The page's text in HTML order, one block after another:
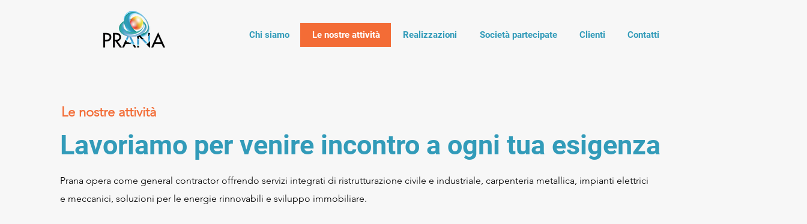
Chi siamo Le nostre attività Realizzazioni Società partecipate Clienti Contatti
Le nostre attività
Lavoriamo per venire incontro a ogni tua esigenza
Prana opera come general contractor offrendo servizi integrati di ristrutturazione civile e industriale, carpenteria metallica, impianti elettrici
e meccanici, soluzioni per le energie rinnovabili e sviluppo immobiliare.